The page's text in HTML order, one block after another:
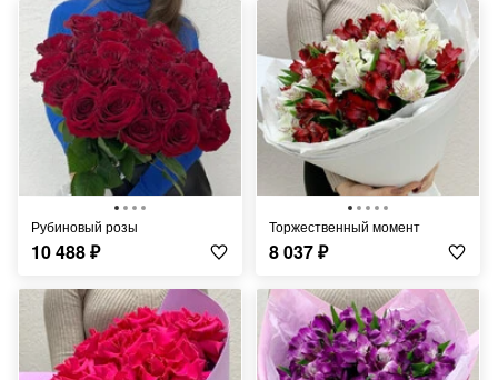
Рубиновый розы
10 488₽
Торжественный момент
8 037₽